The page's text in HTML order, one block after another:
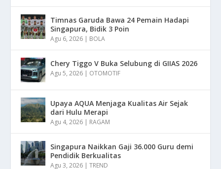
Timnas Garuda Bawa 24 Pemain Hadapi
Singapura, Bidik 3 Poin
Agu 6, 2026 | BOLA
Chery Tiggo V Buka Selubung di GIIAS 2026
Agu 5, 2026 | OTOMOTIF
Upaya AQUA Menjaga Kualitas Air Sejak
dari Hulu Merapi
Agu 4, 2026 | RAGAM
Singapura Naikkan Gaji 36.000 Guru demi
Pendidik Berkualitas
Agu 3, 2026 |TREND